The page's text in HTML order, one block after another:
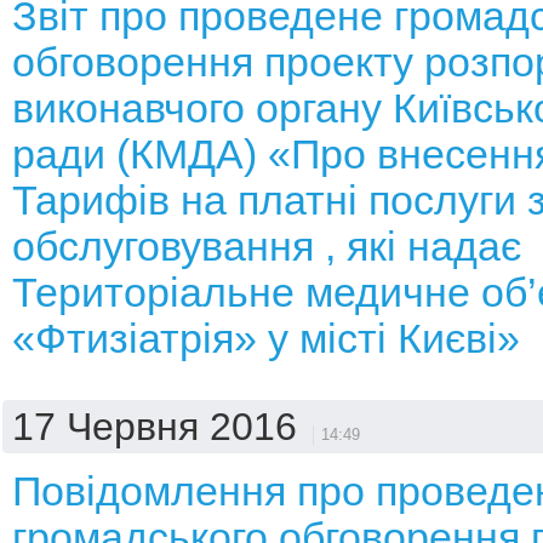
Звіт про проведене
обговорення проекту
виконавчого органу
ради (КМДА) «Про
Тарифів на платні послуги
обслуговування , які надає
Територіальне медичне
«Фтизіатрія» у місті Києві»
17 Червня 2016 14:49
Повідомлення про